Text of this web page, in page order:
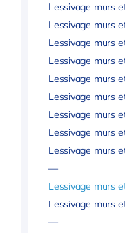
Lessivage murs
Lessivage murs
Lessivage murs
Lessivage murs
Lessivage murs
Lessivage murs
Lessivage murs
Lessivage murs
Lessivage murs
—
Lessivage murs
Lessivage murs
—